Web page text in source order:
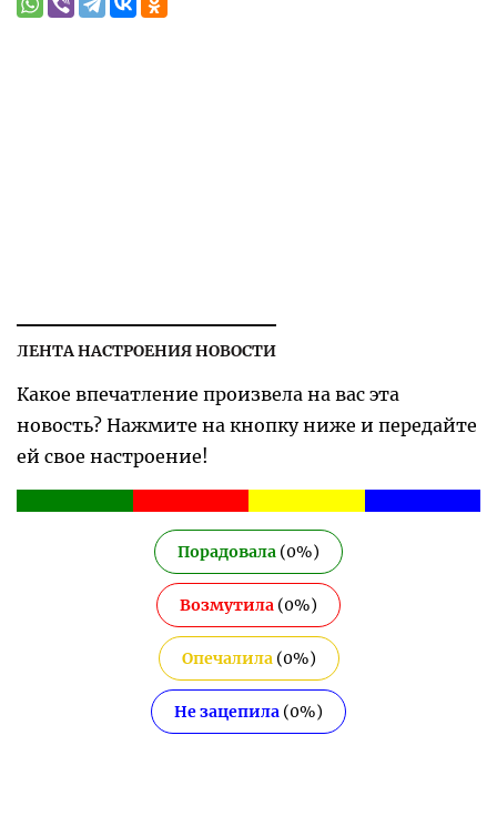
ЛЕНТА НАСТРОЕНИЯ НОВОСТИ
Какое впечатление произвела на вас эта
новость? Нажмите на кнопку ниже и передайте
ей свое настроение!
Порадовала (0%)
Возмутила (0%)
Опечалила(0%)
Не зацепила (0%)